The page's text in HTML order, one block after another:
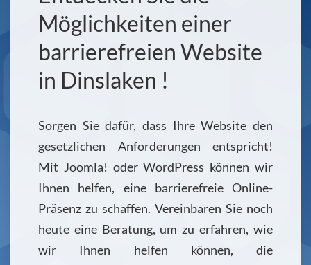
Möglichkeiten einer
barrierefreien Website
in Dinslaken !
Sorgen Sie dafür, dass Ihre Website den
gesetzlichen Anforderungen entspricht!
Mit Joomla! oder WordPress können wir
Ihnen helfen, eine barrierefreie Online-
Präsenz zu schaffen. Vereinbaren Sie noch
heute eine Beratung, um zu erfahren, wie
wir Ihnen helfen können, die